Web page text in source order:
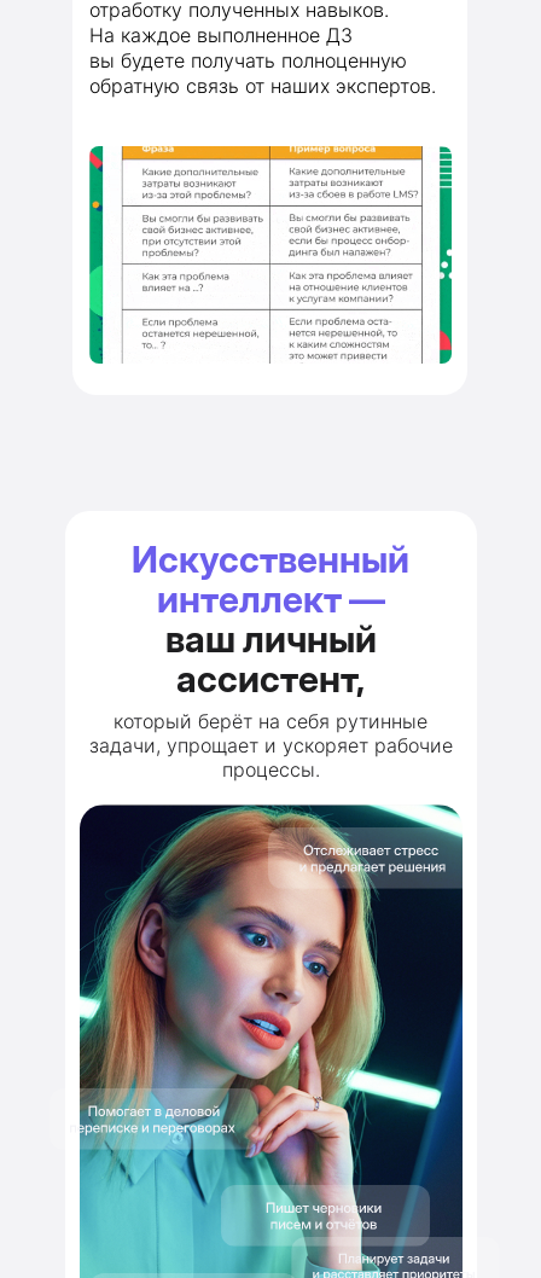
отработку полученных навыков.
На каждое выполненное ДЗ
вы будете получать полноценную
обратную связь от наших экспертов.
Искусственный
интеллект —
ваш личный
ассистент,
который берёт на себя рутинные
задачи, упрощает и ускоряет рабочие
процессы.